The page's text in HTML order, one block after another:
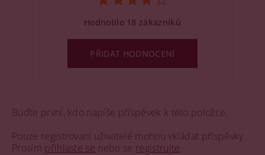
Buďte první, kdo napíše příspěvek k této položce.
Pouze registrovaní uživatelé mohou vkládat příspěvky.
Prosím přihlaste se nebo se registrujte
Hodnotilo 18 zákazníků
PŘIDAT HODNOCENÍ